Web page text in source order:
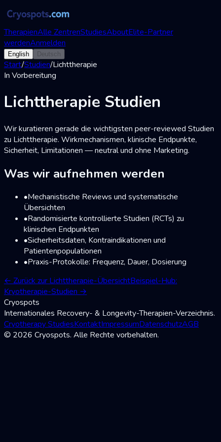
TherapienAlle ZentrenStudiesAboutElite-Partner
werdenAnmelden
English Deutsch
Start/Studien/Lichttherapie
In Vorbereitung
Lichttherapie Studien
Wir kuratieren gerade die wichtigsten peer-reviewed Studien
zu Lichttherapie. Wirkmechanismen, klinische Endpunkte,
Sicherheit, Limitationen — neutral und ohne Marketing.
Was wir aufnehmen werden
•Mechanistische Reviews und systematische
Übersichten
•Randomisierte kontrollierte Studien (RCTs) zu
klinischen Endpunkten
•Sicherheitsdaten, Kontraindikationen und
Patientenpopulationen
•Praxis-Protokolle: Frequenz, Dauer, Dosierung
← Zurück zur Lichttherapie-ÜbersichtBeispiel-Hub:
Kryotherapie-Studien →
Cryospots
Internationales Recovery- & Longevity-Therapien-Verzeichnis.
Cryotherapy StudiesKontaktImpressumDatenschutzAGB
© 2026 Cryospots. Alle Rechte vorbehalten.